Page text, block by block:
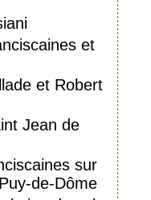
et
et Robert
Jean de
sur
de-Dôme